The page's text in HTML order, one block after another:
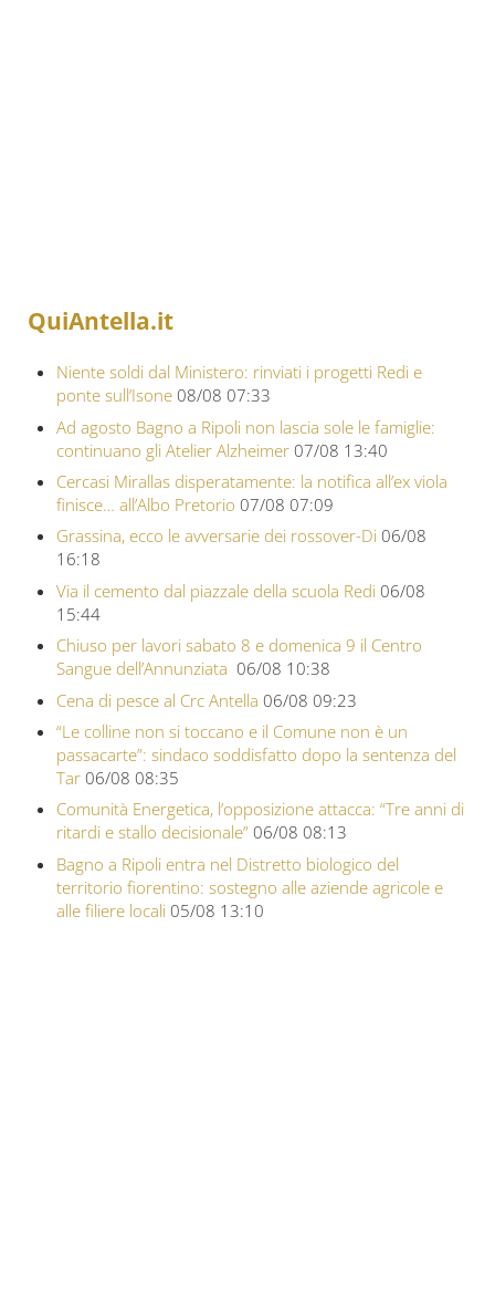
QuiAntella.it
Niente soldi dal Ministero: rinviati i progetti Redi e
ponte sull’Isone 08/08 07:33
Ad agosto Bagno a Ripoli non lascia sole le famiglie:
continuano gli Atelier Alzheimer 07/08 13:40
Cercasi Mirallas disperatamente: la notifica all’ex viola
finisce… all’Albo Pretorio 07/08 07:09
Grassina, ecco le avversarie dei rossover-Di 06/08
16:18
Via il cemento dal piazzale della scuola Redi 06/08
15:44
Chiuso per lavori sabato 8 e domenica 9 il Centro
Sangue dell’Annunziata 06/08 10:38
Cena di pesce al Crc Antella 06/08 09:23
“Le colline non si toccano e il Comune non è un
passacarte”: sindaco soddisfatto dopo la sentenza del
Tar 06/08 08:35
Comunità Energetica, l’opposizione attacca: “Tre anni di
ritardi e stallo decisionale” 06/08 08:13
Bagno a Ripoli entra nel Distretto biologico del
territorio fiorentino: sostegno alle aziende agricole e
alle filiere locali 05/08 13:10